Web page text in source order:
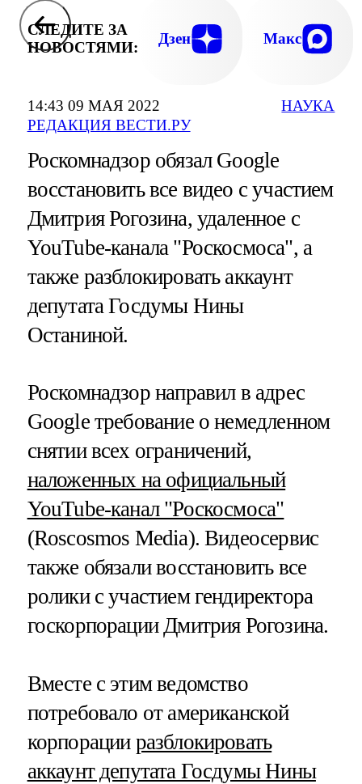
14:43 09 МАЯ 2022
РЕДАКЦИЯ ВЕСТИ.РУ
НАУКА
СЛЕДИТЕ ЗА
НОВОСТЯМИ:
Дзен Макс
Роскомнадзор обязал Google
восстановить все видео с участием
Дмитрия Рогозина, удаленное с
YouTube-канала "Роскосмоса", а
также разблокировать аккаунт
депутата Госдумы Нины
Останиной.
Роскомнадзор направил в адрес
Google требование о немедленном
снятии всех ограничений,
наложенных на официальный
YouTube-канал "Роскосмоса"
(Roscosmos Media). Видеосервис
также обязали восстановить все
ролики с участием гендиректора
госкорпорации Дмитрия Рогозина.
Вместе с этим ведомство
потребовало от американской
корпорации разблокировать
аккаунт депутата Госдумы Нины